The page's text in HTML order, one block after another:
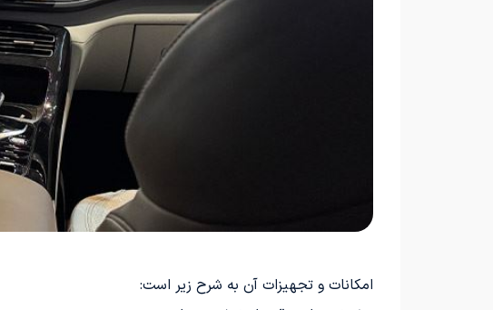
امکانات و تجهیزات آن به شرح زیر است: